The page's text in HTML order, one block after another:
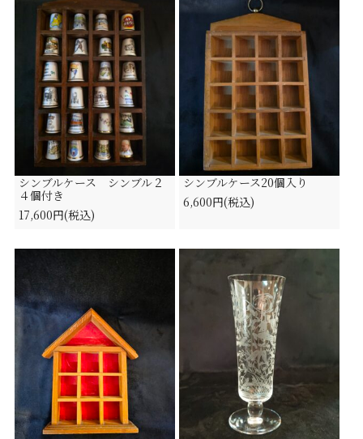
シンブルケース シンブル２
４個付き
17,600円(税込)
シンブルケース20個入り
6,600円(税込)